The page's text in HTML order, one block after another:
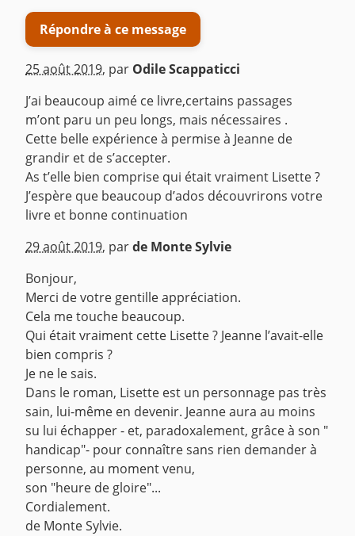
Répondre à ce message
25 août 2019, par Odile Scappaticci
J’ai beaucoup aimé ce livre,certains passages
m’ont paru un peu longs, mais nécessaires .
Cette belle expérience à permise à Jeanne de
grandir et de s’accepter.
As t’elle bien comprise qui était vraiment Lisette ?
J’espère que beaucoup d’ados découvrirons votre
livre et bonne continuation
^
29 août 2019, parde Monte Sylvie
Bonjour,
Merci de votre gentille appréciation.
Cela me touche beaucoup.
Qui était vraiment cette Lisette ? Jeanne l’avait-elle
bien compris ?
Je ne le sais.
Dans le roman, Lisette est un personnage pas très
sain, lui-même en devenir. Jeanne aura au moins
su lui échapper - et, paradoxalement, grâce à son "
handicap"- pour connaître sans rien demander à
personne, au moment venu,
son "heure de gloire"...
Cordialement.
de Monte Sylvie.